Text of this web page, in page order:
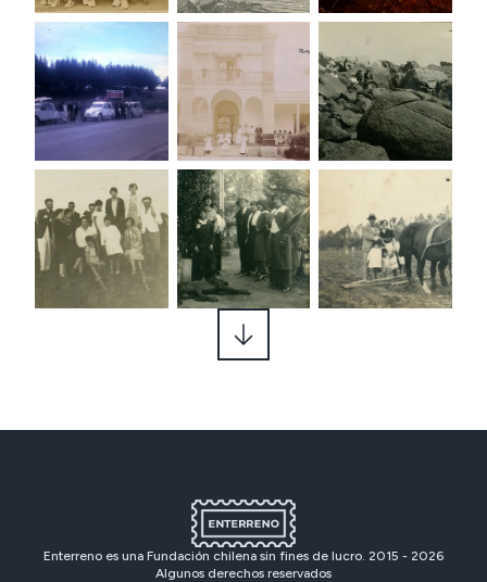
Enterreno es una Fundación chilena sin fines de lucro. 2015 - 2026
Algunos derechos reservados